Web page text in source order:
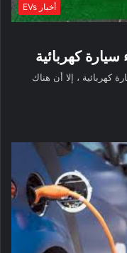
أخبار EVs
كهربائية ، إلا أن هناك